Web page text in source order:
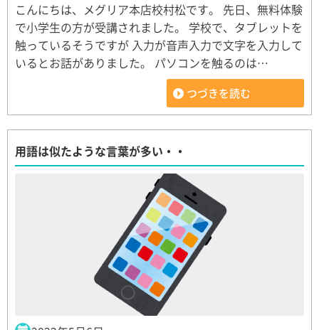
こんにちは、メグリア本店校村松です。 先日、無料体験
で小学生の方が受講されました。 学校で、タブレットを
触っているそうですが 入力が音声入力で文字を入力して
いるとお話がありました。 パソコンを触るのは…
つづきを読む
用語は似たような言葉が多い・・